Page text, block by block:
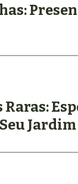
Jardim